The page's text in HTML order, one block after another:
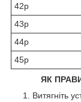
42р
43р
44р
45р
ЯК
Витягніть